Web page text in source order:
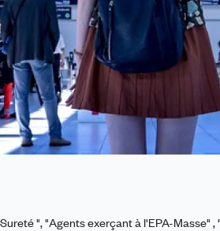
", "Agents exerçant à l'EPA-Masse"